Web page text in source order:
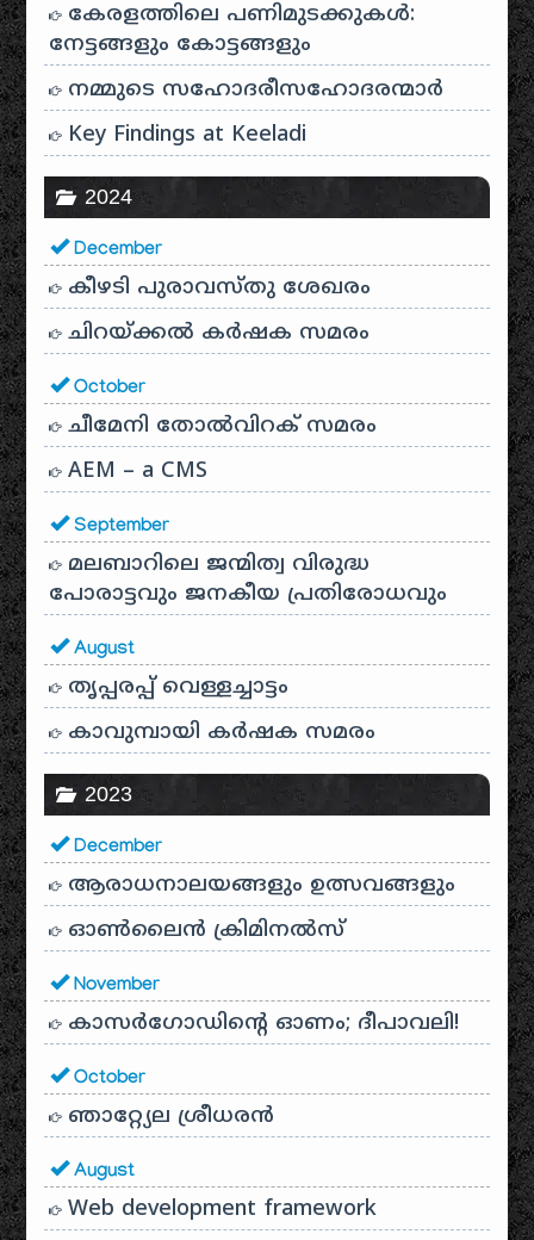
കേരളത്തിലെ പണിമുടക്കുകൾ:
നേട്ടങ്ങളും കോട്ടങ്ങളും
നമ്മുടെ സഹോദരീസഹോദരന്മാർ
Key Findings at Keeladi
2024
December
കീഴടി പുരാവസ്തു ശേഖരം
ചിറയ്ക്കൽ കർഷക സമരം
October
ചീമേനി തോൽവിറക് സമരം
AEM – a CMS
September
മലബാറിലെ ജന്മിത്വ വിരുദ്ധ
പോരാട്ടവും ജനകീയ പ്രതിരോധവും
August
തൃപ്പരപ്പ് വെള്ളച്ചാട്ടം
കാവുമ്പായി കർഷക സമരം
2023
December
ആരാധനാലയങ്ങളും ഉത്സവങ്ങളും
ഓൺലൈൻ ക്രിമിനൽസ്
November
കാസർഗോഡിൻ്റെ ഓണം; ദീപാവലി!
October
ഞാറ്റ്യേല ശ്രീധരൻ
August
Web development framework